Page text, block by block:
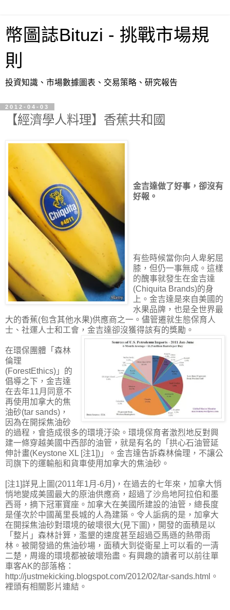
幣圖誌Bituzi - 挑戰市場規
則
投資知識、市場數據圖表、交易策略、研究報告
2012-04-03
【經濟學人料理】香蕉共和國
金吉達做了好事，卻沒有
好報。
有些時候當你向人卑躬屈
膝，但仍一事無成。這樣
的醜事就發生在金吉達
(Chiquita Brands)的身
上。金吉達是來自美國的
水果品牌，也是全世界最
大的香蕉(包含其他水果)供應商之一。儘管遷就生態保育人
士、社運人士和工會，金吉達卻沒獲得該有的獎勵。
在環保團體「森林
倫理
(ForestEthics)」的
倡導之下，金吉達
在去年11月同意不
再使用加拿大的焦
油砂(tar sands)，
因為在開採焦油砂
的過程，會造成很多的環境汙染。環境保育者激烈地反對興
建一條穿越美國中西部的油管，就是有名的「拱心石油管延
伸計畫(Keystone XL [注1])」。金吉達告訴森林倫理，不讓公
司旗下的運輸船和貨車使用加拿大的焦油砂。
[注1]詳見上圖(2011年1月-6月)，在過去的七年來，加拿大悄
悄地變成美國最大的原油供應商，超過了沙烏地阿拉伯和墨
西哥，摘下冠軍寶座。加拿大在美國所建設的油管，總長度
是僅次於中國萬里長城的人為建築。令人詬病的是，加拿大
在開採焦油砂對環境的破壞很大(見下圖)，開發的面積是以
「整片」森林計算，濫墾的速度甚至超過亞馬遜的熱帶雨
林。被開發過的焦油砂場，面積大到從衛星上可以看的一清
二楚，周邊的環境都被破壞殆盡。有興趣的讀者可以前往單
車客AK的部落格：
http://justmekicking.blogspot.com/2012/02/tar-sands.html。
裡頭有相關影片連結。